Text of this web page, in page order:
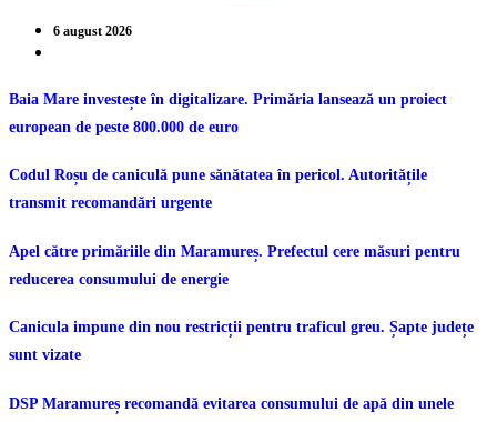
6 august 2026
Baia Mare investește în digitalizare. Primăria lansează un proiect
european de peste 800.000 de euro
Codul Roșu de caniculă pune sănătatea în pericol. Autoritățile
transmit recomandări urgente
Apel către primăriile din Maramureș. Prefectul cere măsuri pentru
reducerea consumului de energie
Canicula impune din nou restricții pentru traficul greu. Șapte județe
sunt vizate
DSP Maramureș recomandă evitarea consumului de apă din unele